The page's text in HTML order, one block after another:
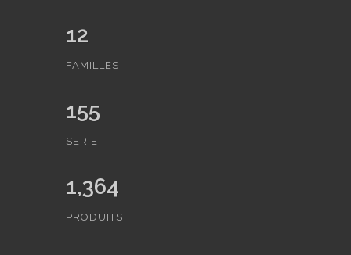
12
FAMILLES
155
SERIE
1,364
PRODUITS